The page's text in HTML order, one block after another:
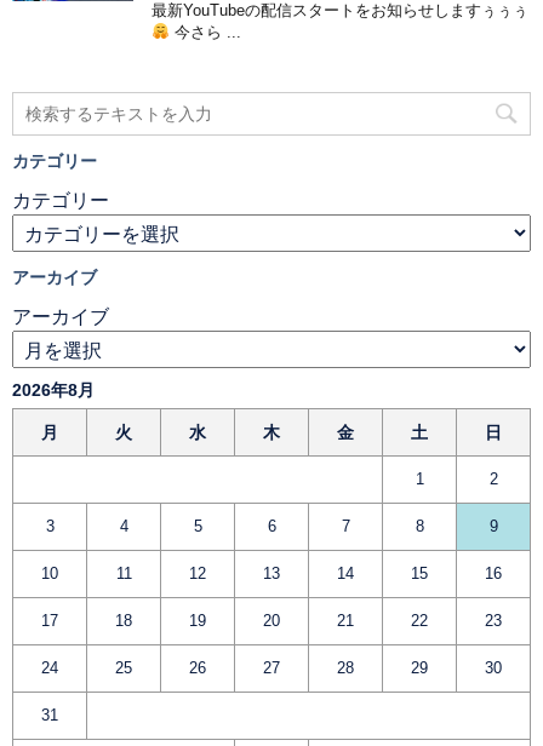
最新YouTubeの配信スタートをお知らせしますぅぅぅ
今さら ...
カテゴリー
カテゴリー
アーカイブ
アーカイブ
2026年8月
月 火 水 木 金 土 日
1 2
3 4 5 6 7 8 9
10 11 12 13 14 15 16
17 18 19 20 21 22 23
24 25 26 27 28 29 30
31